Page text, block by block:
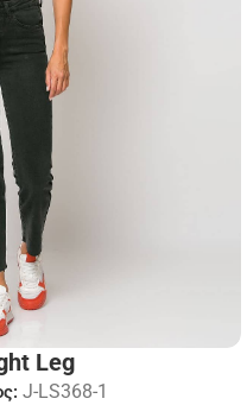
Leg
J-LS368-1